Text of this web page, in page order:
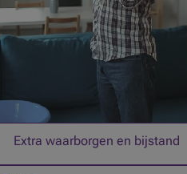
3 op 6
Extra waarborgen en bijstand